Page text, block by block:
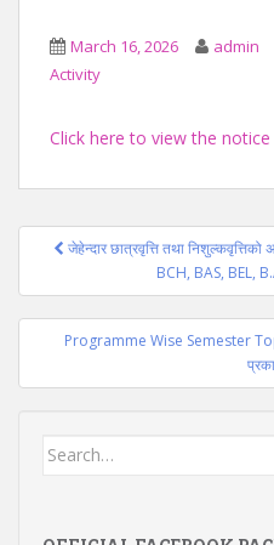
March 16, 2026 admin
Activity
Click here to view the notice
Post
navigation
जेहेन्दार छात्रवृत्ति तथा
BCH, BAS, BEL,
Programme Wise Semester
Search